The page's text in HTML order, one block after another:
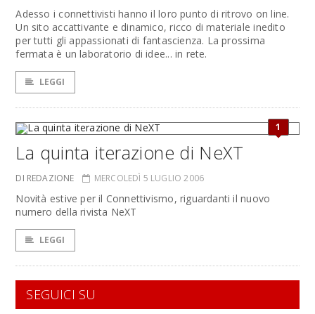
Adesso i connettivisti hanno il loro punto di ritrovo on line.
Un sito accattivante e dinamico, ricco di materiale inedito
per tutti gli appassionati di fantascienza. La prossima
fermata è un laboratorio di idee... in rete.
LEGGI
1
La quinta iterazione di NeXT
DI REDAZIONE MERCOLEDÌ 5 LUGLIO 2006
Novità estive per il Connettivismo, riguardanti il nuovo
numero della rivista NeXT
LEGGI
SEGUICI SU